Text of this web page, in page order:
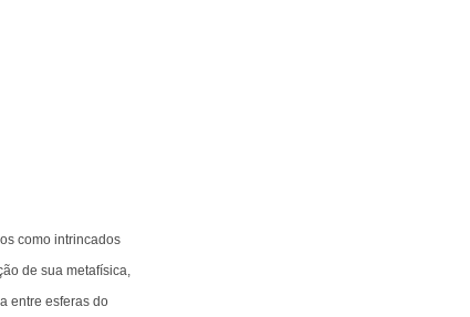
como intrincados
de sua metafísica,
entre esferas do